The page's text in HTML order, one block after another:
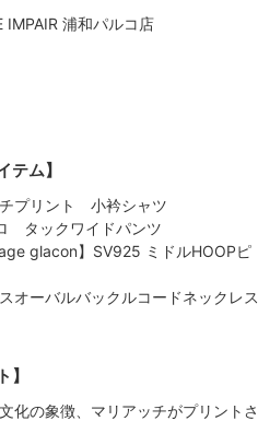
IMPAIR 浦和パルコ店
テム】
プリント 小衿シャツ
タックワイドパンツ
glacon】SV925 ミドルHOOPピ
オーバルバックルコードネックレス
】
化の象徴、マリアッチがプリントさ